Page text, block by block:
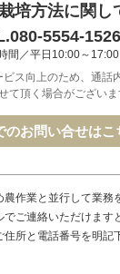
培方法に関し
5554-1526
間／平日10:00～17:00
ス向上のため、通話
て頂く場合がございま
のお問い合せはこ
作業と並行して業務
ご連絡いただけます
所と電話番号を明記